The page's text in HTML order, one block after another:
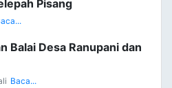
Pisang
Balai Desa Ranupani dan
Baca...